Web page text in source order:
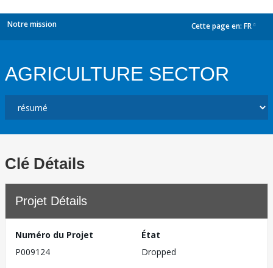
Notre mission Cette page en: FR
AGRICULTURE SECTOR
Clé Détails
Projet Détails
Numéro du Projet
P009124
État
Dropped